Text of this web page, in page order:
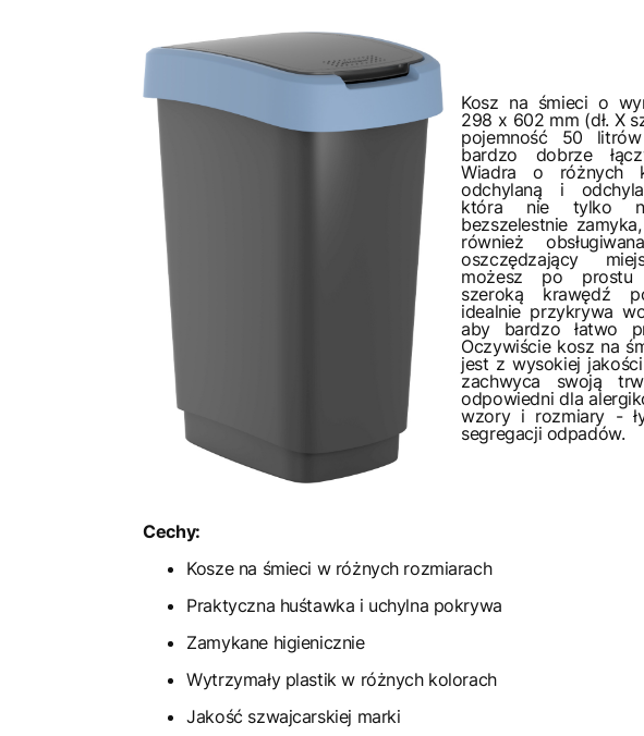
Kosz na śmieci o
298 x 602 mm (dł. X
pojemność 50
bardzo dobrze
Wiadra o różnych
odchylaną i
która nie tylko
bezszelestnie
również
oszczędzający
możesz po prostu
szeroką krawędź
idealnie przykrywa
aby bardzo łatwo
Oczywiście kosz na
jest z wysokiej
zachwyca swoją
odpowiedni dla
wzory i rozmiary -
segregacji odpadów.
Cechy:
Kosze na śmieci w różnych rozmiarach
Praktyczna huśtawka i uchylna pokrywa
Zamykane higienicznie
Wytrzymały plastik w różnych kolorach
Jakość szwajcarskiej marki